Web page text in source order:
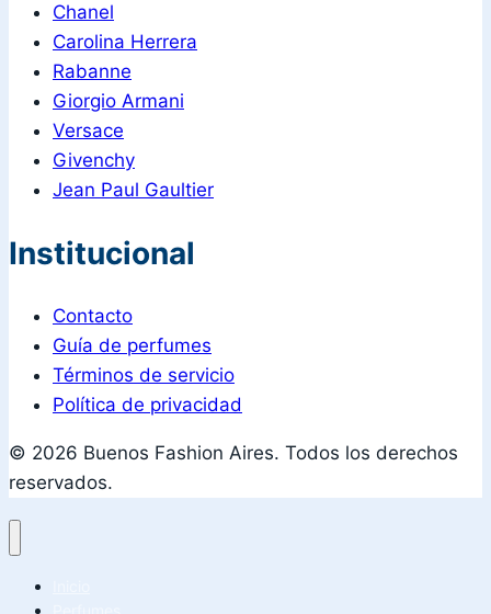
Chanel
Carolina Herrera
Rabanne
Giorgio Armani
Versace
Givenchy
Jean Paul Gaultier
Institucional
Contacto
Guía de perfumes
Términos de servicio
Política de privacidad
© 2026 Buenos Fashion Aires. Todos los derechos
reservados.